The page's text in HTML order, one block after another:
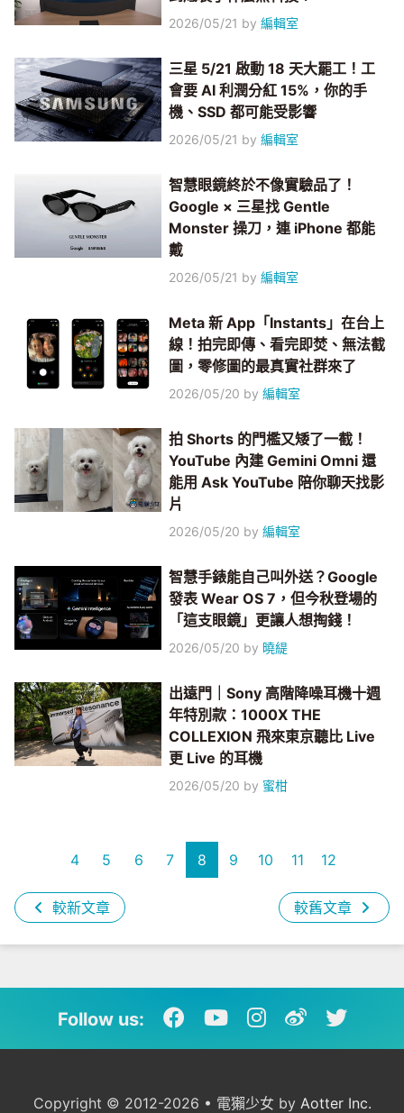
2026/05/21 by編輯室
三星 5/21 啟動 18 天大罷工！工
會要 AI 利潤分紅 15%，你的手
機、SSD 都可能受影響
2026/05/21 by編輯室
智慧眼鏡終於不像實驗品了！
Google × 三星找 Gentle
Monster 操刀，連 iPhone 都能
戴
2026/05/21 by編輯室
Meta 新 App「Instants」在台上
線！拍完即傳、看完即焚、無法截
圖，零修圖的最真實社群來了
2026/05/20 by編輯室
拍 Shorts 的門檻又矮了一截！
YouTube 內建 Gemini Omni 還
能用 Ask YouTube 陪你聊天找影
片
2026/05/20 by編輯室
智慧手錶能自己叫外送？Google
發表 Wear OS 7，但今秋登場的
「這支眼鏡」更讓人想掏錢！
2026/05/20 by 曉緹
出遠門｜Sony 高階降噪耳機十週
年特別款：1000X THE
COLLEXION 飛來東京聽比 Live
更 Live 的耳機
2026/05/20 by 蜜柑
較新文章
4 5 6 7 8 9 10 11 12
較舊文章
Follow us:
Copyright © 2012-2026 • 電獺少女 by Aotter Inc.